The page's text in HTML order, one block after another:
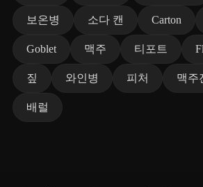
보온병 소다 캔 Carton
Goblet 맥주 티포트
짚 와인병 피처 맥주
배럴